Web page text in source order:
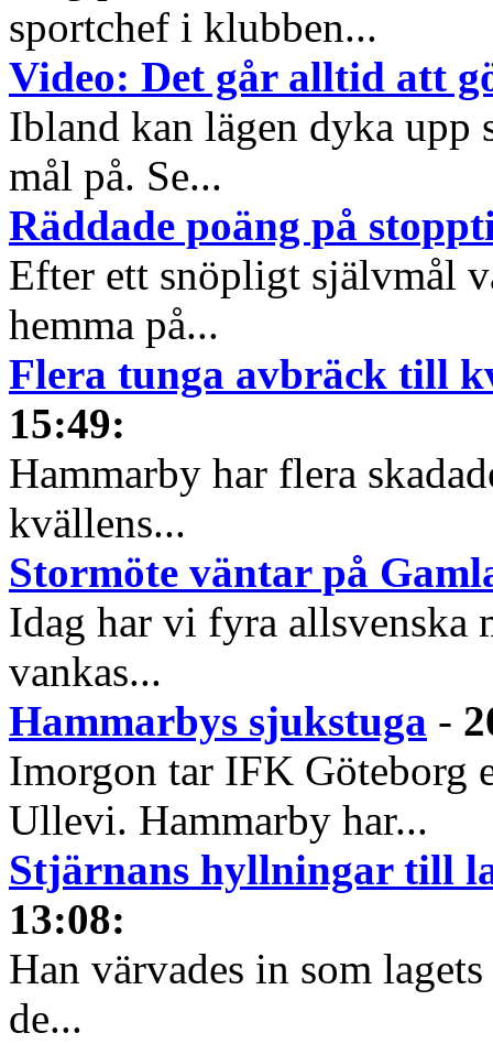
sportchef i klubben...
Video: Det går alltid att
Ibland kan lägen dyka upp
mål på. Se...
Räddade poäng på
Efter ett snöpligt självmål
hemma på...
Flera tunga avbräck till
15:49:
Hammarby har flera
kvällens...
Stormöte väntar på
Idag har vi fyra allsvenska
vankas...
Hammarbys sjukstuga -
Imorgon tar IFK Göteborg
Ullevi. Hammarby har...
Stjärnans hyllningar till
13:08:
Han värvades in som
de...